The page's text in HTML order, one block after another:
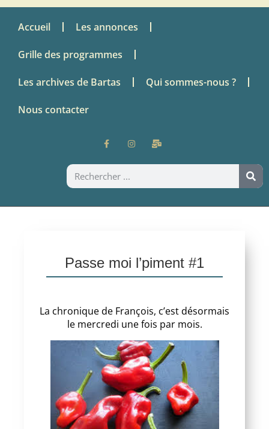
Accueil Les annonces
Grille des programmes
Les archives de Bartas Qui sommes-nous ?
Nous contacter
Passe moi l’piment #1
La chronique de François, c’est désormais
le mercredi une fois par mois.